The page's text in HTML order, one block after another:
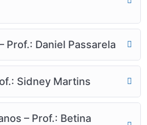
Prof.: Daniel Passarela
Sidney Martins
– Prof.: Betina